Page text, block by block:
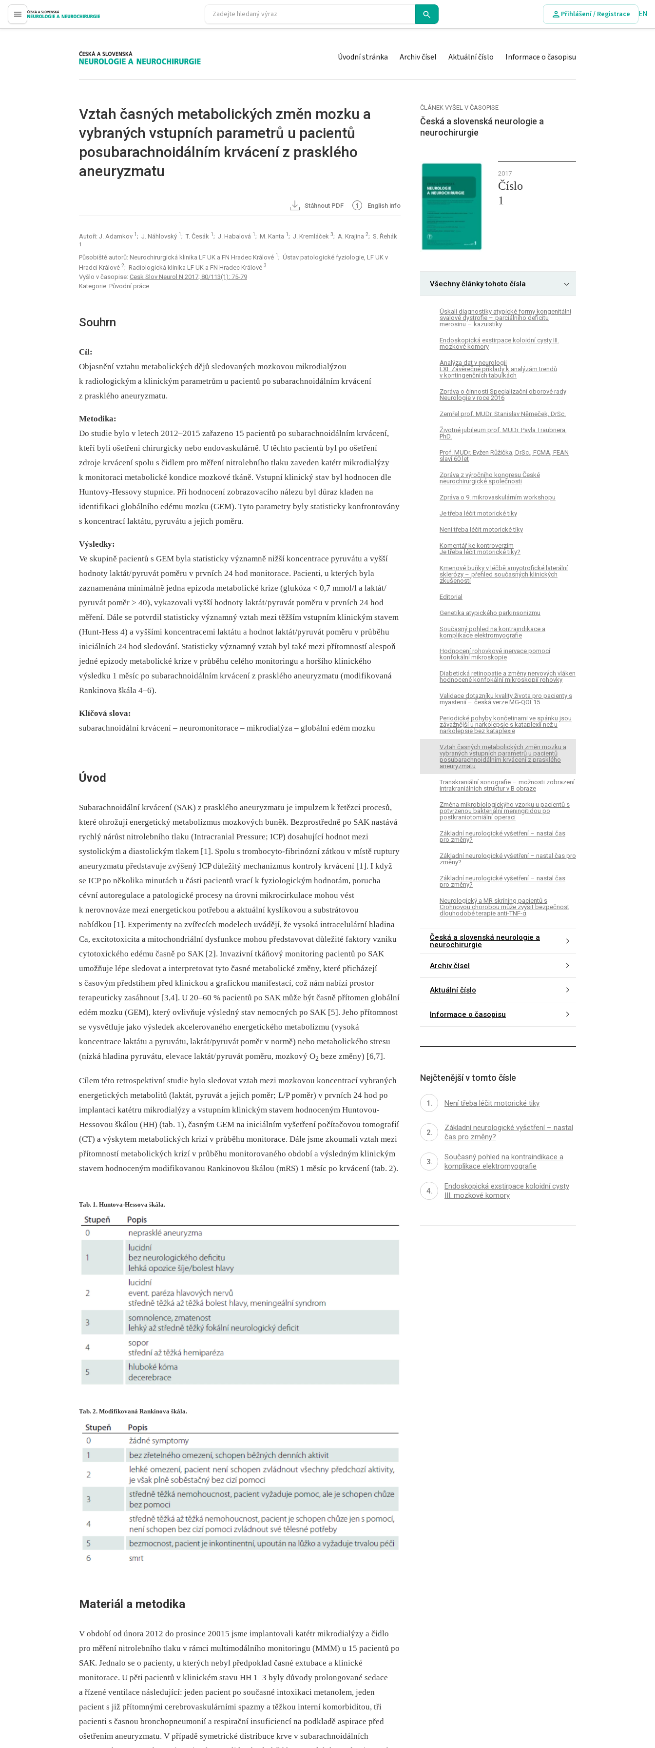
proLékaře.cz
Přihlášení / Registrace EN
proLékaře.cz Úvodní stránka Archiv čísel Aktuální číslo Informace o časopisu
Vztah časných metabolických změn mozku a
vybraných vstupních parametrů u pacientů
posubarachnoidálním krvácení z prasklého
aneuryzmatu
Stáhnout PDF English info
Autoři: J. Adamkov 1 ; J. Náhlovský 1 ; T. Česák 1 ; J. Habalová 1 ; M. Kanta 1 ; J. Kremláček 3; A. Krajina 2; S. Řehák
1
Působiště autorů: Neurochirurgická klinika LF UK a FN Hradec Králové 1; Ústav patologické fyziologie, LF UK v
Hradci Králové 2; Radiologická klinika LF UK a FN Hradec Králové 3
Vyšlo v časopise: Cesk Slov Neurol N 2017; 80/113(1): 75-79
Kategorie: Původní práce
Souhrn
Cíl:
Objasnění vztahu metabolických dějů sledovaných mozkovou mikrodialýzou
k radiologickým a klinickým parametrům u pacientů po subarachnoidálním krvácení
z prasklého aneuryzmatu.
Metodika:
Do studie bylo v letech 2012–2015 zařazeno 15 pacientů po subarachnoidálním krvácení,
kteří byli ošetřeni chirurgicky nebo endovaskulárně. U těchto pacientů byl po ošetření
zdroje krvácení spolu s čidlem pro měření nitrolebního tlaku zaveden katétr mikrodialýzy
k monitoraci metabolické kondice mozkové tkáně. Vstupní klinický stav byl hodnocen dle
Huntovy-Hessovy stupnice. Při hodnocení zobrazovacího nálezu byl důraz kladen na
identifikaci globálního edému mozku (GEM). Tyto parametry byly statisticky konfrontovány
s koncentrací laktátu, pyruvátu a jejich poměru.
Výsledky:
Ve skupině pacientů s GEM byla statisticky významně nižší koncentrace pyruvátu a vyšší
hodnoty laktát/ pyruvát poměru v prvních 24 hod monitorace. Pacienti, u kterých byla
zaznamenána minimálně jedna epizoda metabolické krize (glukóza < 0,7 mmol/l a laktát/
pyruvát poměr > 40), vykazovali vyšší hodnoty laktát/ pyruvát poměru v prvních 24 hod
měření. Dále se potvrdil statisticky významný vztah mezi těžším vstupním klinickým stavem
(Hunt-Hess 4) a vyššími koncentracemi laktátu a hodnot laktát/pyruvát poměru v průběhu
iniciálních 24 hod sledování. Statisticky významný vztah byl také mezi přítomností alespoň
jedné epizody metabolické krize v průběhu celého monitoringu a horšího klinického
výsledku 1 měsíc po subarachnoidálním krvácení z prasklého aneuryzmatu (modifikovaná
Rankinova škála 4–6).
Klíčová slova:
subarachnoidální krvácení –⁠ neuromonitorace –⁠ mikrodialýza –⁠ globální edém mozku
Úvod
Subarachnoidální krvácení (SAK) z prasklého aneuryzmatu je impulzem k řetězci procesů,
které ohrožují energetický metabolizmus mozkových buněk. Bezprostředně po SAK nastává
rychlý nárůst nitrolebního tlaku (Intracranial Pressure; ICP) dosahující hodnot mezi
systolickým a diastolickým tlakem [1]. Spolu s trombocyto-fibrinózní zátkou v místě ruptury
aneuryzmatu představuje zvýšený ICP důležitý mechanizmus kontroly krvácení [1]. I když
se ICP po několika minutách u části pacientů vrací k fyziologickým hodnotám, porucha
cévní autoregulace a patologické procesy na úrovni mikrocirkulace mohou vést
k nerovnováze mezi energetickou potřebou a aktuální kyslíkovou a substrátovou
nabídkou [1]. Experimenty na zvířecích modelech uvádějí, že vysoká intracelulární hladina
Ca, excitotoxicita a mitochondriální dysfunkce mohou představovat důležité faktory vzniku
cytotoxického edému časně po SAK [2]. Invazivní tkáňový monitoring pacientů po SAK
umožňuje lépe sledovat a interpretovat tyto časné metabolické změny, které přicházejí
s časovým předstihem před klinickou a grafickou manifestací, což nám nabízí prostor
terapeuticky zasáhnout [3,4]. U 20–60 % pacientů po SAK může být časně přítomen globální
edém mozku (GEM), který ovlivňuje výsledný stav nemocných po SAK [5]. Jeho přítomnost
se vysvětluje jako výsledek akcelerovaného energetického metabolizmu (vysoká
koncentrace laktátu a pyruvátu, laktát/pyruvát poměr v normě) nebo metabolického stresu
(nízká hladina pyruvátu, elevace laktát/ pyruvát poměru, mozkový O2 beze změny) [6,7].
Cílem této retrospektivní studie bylo sledovat vztah mezi mozkovou koncentrací vybraných
energetických metabolitů (laktát, pyruvát a jejich poměr; L/P poměr) v prvních 24 hod po
implantaci katétru mikrodialýzy a vstupním klinickým stavem hodnoceným Huntovou-
Hessovou škálou (HH) (tab. 1), časným GEM na iniciálním vyšetření počítačovou tomografií
(CT) a výskytem metabolických krizí v průběhu monitorace. Dále jsme zkoumali vztah mezi
přítomností metabolických krizí v průběhu monitorovaného období a výsledným klinickým
stavem hodnoceným modifikovanou Rankinovou škálou (mRS) 1 měsíc po krvácení (tab. 2).
Tab. 1. Huntova-Hessova škála.
Tab. 2. Modifikovaná Rankinova škála.
Materiál a metodika
V období od února 2012 do prosince 20015 jsme implantovali katétr mikrodialýzy a čidlo
pro měření nitrolebního tlaku v rámci multimodálního monitoringu (MMM) u 15 pacientů po
SAK. Jednalo se o pacienty, u kterých nebyl předpoklad časné extubace a klinické
monitorace. U pěti pacientů v klinickém stavu HH 1–3 byly důvody prolongované sedace
a řízené ventilace následující: jeden pacient po současné intoxikaci metanolem, jeden
pacient s již přítomnými cerebrovaskulárními spazmy a těžkou interní komorbiditou, tři
pacienti s časnou bronchopneumonií a respirační insuficiencí na podkladě aspirace před
ošetřením aneuryzmatu. V případě symetrické distribuce krve v subarachnoidálních
ČLÁNEK VYŠEL V ČASOPISE
Česká a slovenská neurologie a
neurochirurgie
2017
Číslo
1
Všechny články tohoto čísla
Úskalí diagnostiky atypické formy kongenitální
svalové dystrofie – parciálního deficitu
merosinu – kazuistiky
Endoskopická exstirpace koloidní cysty III.
mozkové komory
Analýza dat v neurologii
LXI. Závěrečné příklady k analýzám trendů
v kontingenčních tabulkách
Zpráva o činnosti Specializační oborové rady
Neurologie v roce 2016
Zemřel prof. MUDr. Stanislav Němeček, DrSc.
Životné jubileum prof. MUDr. Pavla Traubnera,
PhD.
Prof. MUDr. Evžen Růžička, DrSc., FCMA, FEAN
slaví 60 let
Zpráva z výročního kongresu České
neurochirurgické společnosti
Zpráva o 9. mikrovaskulárním workshopu
Je třeba léčit motorické tiky
Není třeba léčit motorické tiky
Komentář ke kontroverzím
Je třeba léčit motorické tiky?
Kmenové buňky v léčbě amyotrofické laterální
sklerózy – přehled současných klinických
zkušeností
Editorial
Genetika atypického parkinsonizmu
Současný pohled na kontraindikace a
komplikace elektromyografie
Hodnocení rohovkové inervace pomocí
konfokální mikroskopie
Diabetická retinopatie a změny nervových vláken
hodnocené konfokální mikroskopií rohovky
Validace dotazníku kvality života pro pacienty s
myastenií – česká verze MG-QOL15
Periodické pohyby končetinami ve spánku jsou
závažnější u narkolepsie s kataplexií než u
narkolepsie bez kataplexie
Vztah časných metabolických změn mozku a
vybraných vstupních parametrů u pacientů
posubarachnoidálním krvácení z prasklého
aneuryzmatu
Transkraniální sonografie – možnosti zobrazení
intrakraniálních struktur v B obraze
Změna mikrobiologickýho vzorku u pacientů s
potvrzenou bakteriální meningitidou po
postkraniotomiální operaci
Základní neurologické vyšetření – nastal čas
pro změny?
Základní neurologické vyšetření – nastal čas pro
změny?
Základní neurologické vyšetření – nastal čas
pro změny?
Neurologický a MR skríning pacientů s
Crohnovou chorobou může zvýšit bezpečnost
dlouhodobé terapie anti-TNF-α
Česká a slovenská neurologie a
neurochirurgie
Archiv čísel
Aktuální číslo
Informace o časopisu
Nejčtenější v tomto čísle
Není třeba léčit motorické tiky
Základní neurologické vyšetření – nastal
čas pro změny?
Současný pohled na kontraindikace a
komplikace elektromyografie
Endoskopická exstirpace koloidní cysty
III. mozkové komory